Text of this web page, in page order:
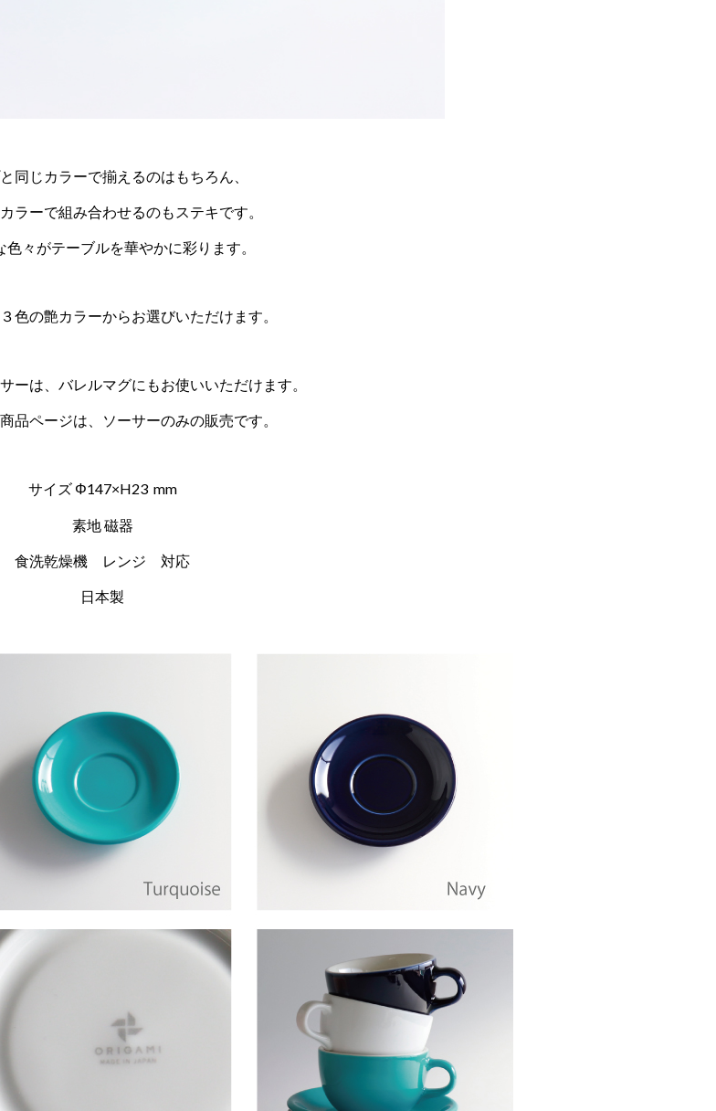
同じカラーで揃えるのはもちろん、
ラーで組み合わせるのもステキです。
色々がテーブルを華やかに彩ります。
色の艶カラーからお選びいただけます。
ーは、バレルマグにもお使いいただけます。
品ページは、ソーサーのみの販売です。
サイズ Φ147×H23 mm
素地 磁器
食洗乾燥機 レンジ 対応
日本製